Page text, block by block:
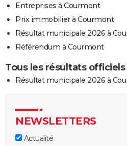
Entreprises à Courmont
Prix immobilier à Courmont
Résultat municipale 2026 à
Référendum à Courmont
Tous les résultats
Résultat municipale 2026 à
NEWSLETTERS
Actualité